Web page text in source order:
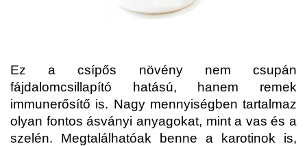
Ez a csípős növény nem csupán
fájdalomcsillapító hatású, hanem remek
immunerősítő is. Nagy mennyiségben tartalmaz
olyan fontos ásványi anyagokat, mint a vas és a
szelén. Megtalálhatóak benne a karotinok is,